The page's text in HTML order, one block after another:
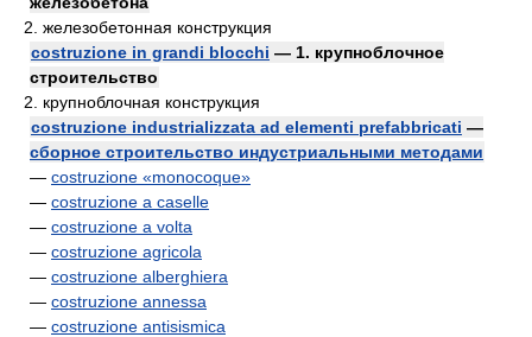
2. железобетонная конструкция
costruzione in grandi blocchi — 1. крупноблочное
строительство
2. крупноблочная конструкция
costruzione industrializzata ad elementi prefabbricati —
сборное строительство индустриальными методами
— costruzione «monocoque»
— costruzione a caselle
— costruzione a volta
— costruzione agricola
— costruzione alberghiera
— costruzione annessa
— costruzione antisismica